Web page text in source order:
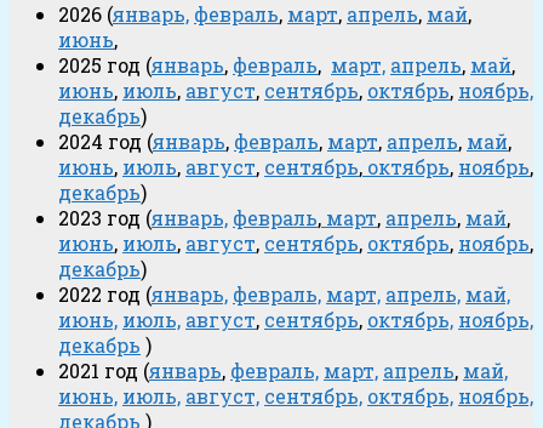
2026 (январь, февраль, март, апрель, май,
июнь,
2025 год (январь, февраль, март, апрель, май,
июнь, июль, август, сентябрь, октябрь, ноябрь,
декабрь)
2024 год (январь, февраль, март, апрель, май,
июнь, июль, август, сентябрь, октябрь, ноябрь,
декабрь)
2023 год (январь, февраль, март, апрель, май,
июнь, июль, август, сентябрь, октябрь, ноябрь,
декабрь)
2022 год (январь, февраль, март, апрель, май,
июнь, июль, август, сентябрь, октябрь, ноябрь,
декабрь )
2021 год (январь, февраль, март, апрель, май,
июнь, июль, август, сентябрь, октябрь, ноябрь,
декабрь )